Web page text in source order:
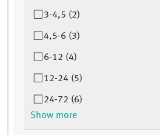
3-4,5 (2)
4,5-6 (3)
6-12 (4)
12-24 (5)
24-72 (6)
Show more